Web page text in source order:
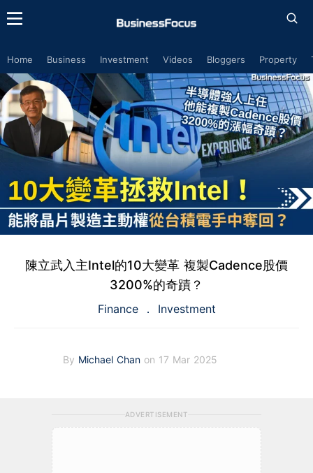
Home Business Investment Videos Bloggers Property
陳立武入主Intel的10大變革 複製Cadence股價
3200%的奇蹟？
Finance Investment
By Michael Chan on 17 Mar 2025
ADVERTISEMENT